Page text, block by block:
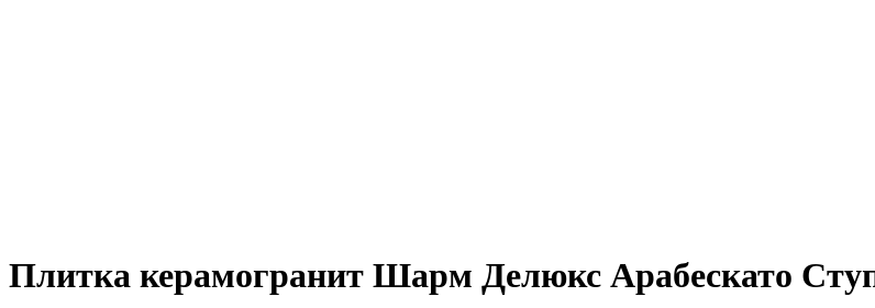
Плитка керамогранит Шарм Делюкс Арабескато